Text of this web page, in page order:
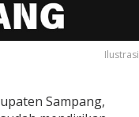
Ilustrasi
Sampang,